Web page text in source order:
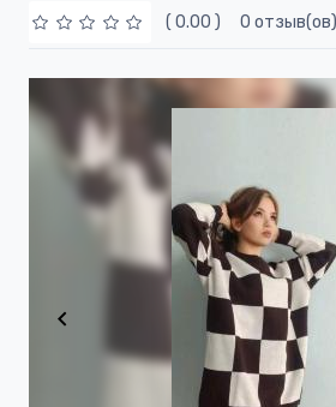
( 0.00 ) 0 отзыв(ов)